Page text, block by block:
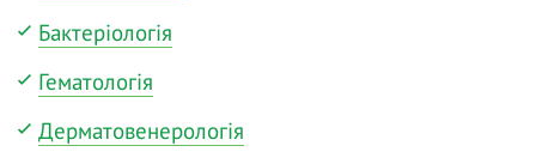
Бактеріологія
Гематологія
Дерматовенерологія